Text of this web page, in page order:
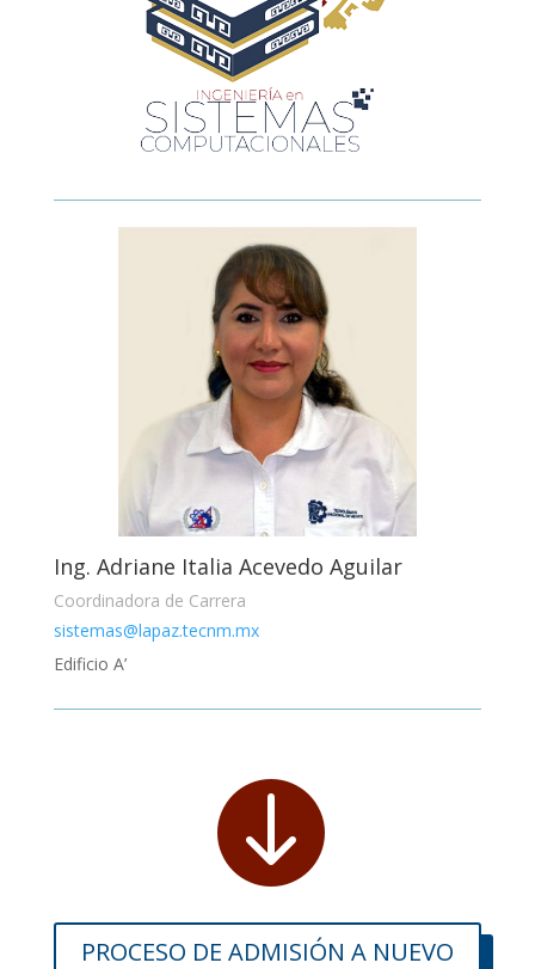
Ing. Adriane Italia Acevedo Aguilar
Coordinadora de Carrera
sistemas@lapaz.tecnm.mx
Edificio A’

PROCESO DE ADMISIÓN A NUEVO